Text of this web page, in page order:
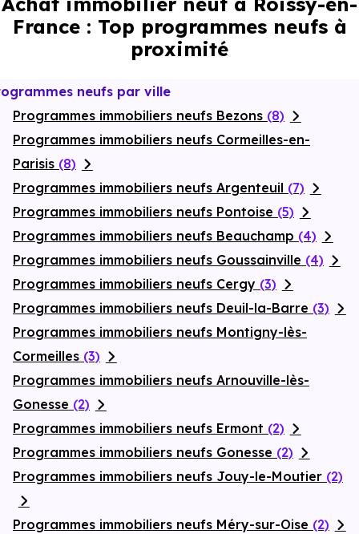
de l’investissement. Une adresse stratégique pour réussir votre
investissement immobilier d’affaires à Roissy-en-France.
France : Top programmes neufs à
proximité
neufs par ville
Programmes immobiliers neufs Bezons (8)
Programmes immobiliers neufs Cormeilles-en-
Parisis (8)
Programmes immobiliers neufs Argenteuil (7)
Programmes immobiliers neufs Pontoise (5)
Programmes immobiliers neufs Beauchamp (4)
Programmes immobiliers neufs Goussainville (4)
Programmes immobiliers neufs Cergy (3)
Programmes immobiliers neufs Deuil-la-Barre (3)
Programmes immobiliers neufs Montigny-lès-
Cormeilles (3)
Programmes immobiliers neufs Arnouville-lès-
Gonesse (2)
Programmes immobiliers neufs Ermont (2)
Programmes immobiliers neufs Gonesse (2)
Programmes immobiliers neufs Jouy-le-Moutier (2)
Programmes immobiliers neufs Méry-sur-Oise (2)